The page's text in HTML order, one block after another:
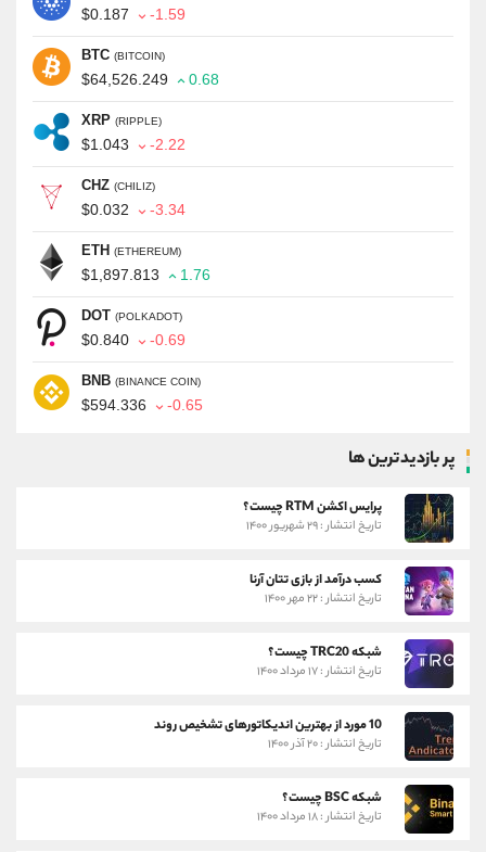
$0.187 -1.59
BTC (BITCOIN)
$64,526.249 0.68
XRP (RIPPLE)
$1.043 -2.22
CHZ (CHILIZ)
$0.032 -3.34
ETH (ETHEREUM)
$1,897.813 1.76
DOT (POLKADOT)
$0.840 -0.69
BNB (BINANCE COIN)
$594.336 -0.65
پر بازدیدترین ها
پرایس اکشن RTM چیست؟
تاریخ انتشار : ۲۹ شهریور ۱۴۰۰
کسب درآمد از بازی تتان آرنا
تاریخ انتشار : ۲۲ مهر ۱۴۰۰
شبکه TRC20 چیست؟
تاریخ انتشار : ۱۷ مرداد ۱۴۰۰
10 مورد از بهترین اندیکاتورهای تشخیص روند
تاریخ انتشار : ۲۰ آذر ۱۴۰۰
شبکه BSC چیست؟
تاریخ انتشار : ۱۸ مرداد ۱۴۰۰